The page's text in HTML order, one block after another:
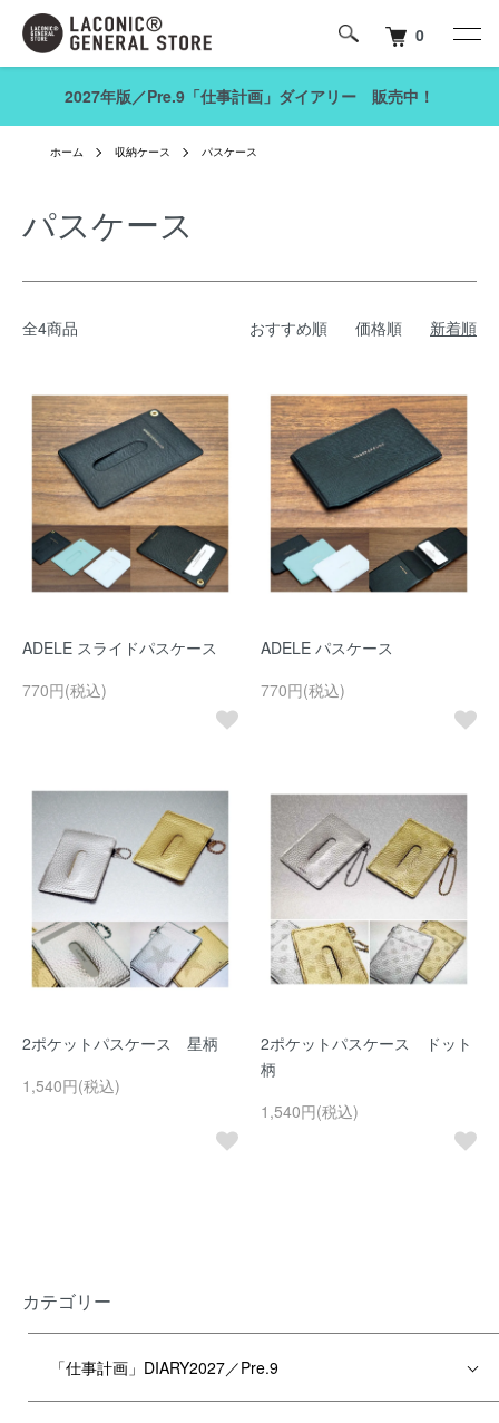
0
2027年版／Pre.9「仕事計画」ダイアリー 販売中！
ホーム 収納ケース パスケース
パスケース
全4商品 おすすめ順 価格順 新着順
ADELE スライドパスケース
770円(税込)
ADELE パスケース
770円(税込)
2ポケットパスケース 星柄
1,540円(税込)
2ポケットパスケース ドット
柄
1,540円(税込)
カテゴリー
「仕事計画」DIARY2027／Pre.9